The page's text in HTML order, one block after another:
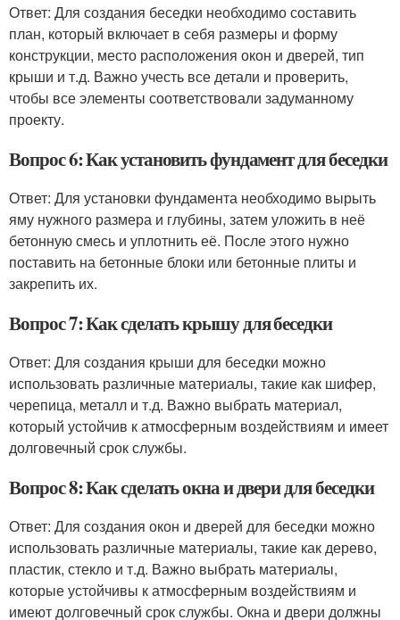
Ответ: Для создания беседки необходимо составить
план, который включает в себя размеры и форму
конструкции, место расположения окон и дверей, тип
крыши и т.д. Важно учесть все детали и проверить,
чтобы все элементы соответствовали задуманному
проекту.
Вопрос 6: Как установить фундамент для беседки
Ответ: Для установки фундамента необходимо вырыть
яму нужного размера и глубины, затем уложить в неё
бетонную смесь и уплотнить её. После этого нужно
поставить на бетонные блоки или бетонные плиты и
закрепить их.
Вопрос 7: Как сделать крышу для беседки
Ответ: Для создания крыши для беседки можно
использовать различные материалы, такие как шифер,
черепица, металл и т.д. Важно выбрать материал,
который устойчив к атмосферным воздействиям и имеет
долговечный срок службы.
Вопрос 8: Как сделать окна и двери для беседки
Ответ: Для создания окон и дверей для беседки можно
использовать различные материалы, такие как дерево,
пластик, стекло и т.д. Важно выбрать материалы,
которые устойчивы к атмосферным воздействиям и
имеют долговечный срок службы. Окна и двери должны